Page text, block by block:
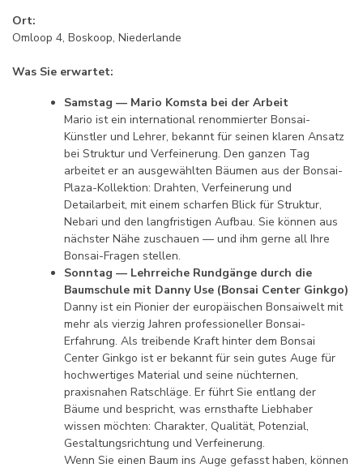
Ort:
Omloop 4, Boskoop, Niederlande
Was Sie erwartet:
Samstag — Mario Komsta bei der Arbeit
Mario ist ein international renommierter Bonsai-
Künstler und Lehrer, bekannt für seinen klaren Ansatz
bei Struktur und Verfeinerung. Den ganzen Tag
arbeitet er an ausgewählten Bäumen aus der Bonsai-
Plaza-Kollektion: Drahten, Verfeinerung und
Detailarbeit, mit einem scharfen Blick für Struktur,
Nebari und den langfristigen Aufbau. Sie können aus
nächster Nähe zuschauen — und ihm gerne all Ihre
Bonsai-Fragen stellen.
Sonntag — Lehrreiche Rundgänge durch die
Baumschule mit Danny Use (Bonsai Center Ginkgo)
Danny ist ein Pionier der europäischen Bonsaiwelt mit
mehr als vierzig Jahren professioneller Bonsai-
Erfahrung. Als treibende Kraft hinter dem Bonsai
Center Ginkgo ist er bekannt für sein gutes Auge für
hochwertiges Material und seine nüchternen,
praxisnahen Ratschläge. Er führt Sie entlang der
Bäume und bespricht, was ernsthafte Liebhaber
wissen möchten: Charakter, Qualität, Potenzial,
Gestaltungsrichtung und Verfeinerung.
Wenn Sie einen Baum ins Auge gefasst haben, können